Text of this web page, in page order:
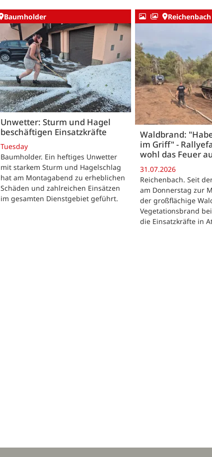
Baumholder
Unwetter: Sturm und Hagel
beschäftigen Einsatzkräfte
Tuesday
Baumholder. Ein heftiges Unwetter
mit starkem Sturm und Hagelschlag
hat am Montagabend zu erheblichen
Schäden und zahlreichen Einsätzen
im gesamten Dienstgebiet geführt.
Reichenbach
Waldbrand:
im Griff" -
wohl das Feuer
31.07.2026
Reichenbach. Seit
am Donnerstag zur
der großflächige
Vegetationsbrand
die Einsatzkräfte in